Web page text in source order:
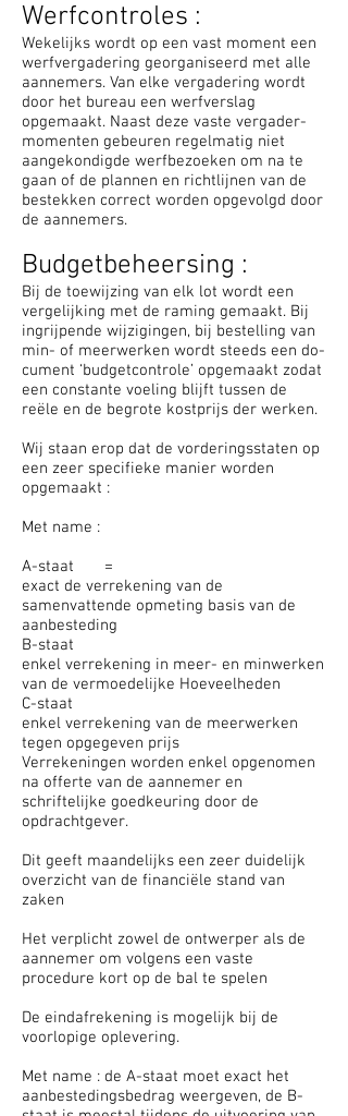
Werfcontroles :
Wekelijks wordt op een vast moment een
werfvergadering ge­or­ga­ni­seerd met alle
aannemers. Van elke vergadering wordt
door het bureau een werfverslag
opgemaakt. Naast deze vaste ver­gader­
mo­men­­ten gebeuren regelmatig niet
aangekondigde werfbezoeken om na te
gaan of de plannen en richtlijnen van de
bestekken cor­rect wor­den opgevolgd door
de aannemers.
Budgetbeheersing :
Bij de toewijzing van elk lot wordt een
vergelijking met de raming gemaakt. Bij
ingrijpende wijzigingen, bij bestelling van
min- of meer­­werken wordt steeds een do­
cu­ment ‘budgetcontrole’ op­ge­maakt zodat
een constante voeling blijft tussen de
reële en de be­grote kostprijs der werken.
Wij staan erop dat de vorderingsstaten op
een zeer specifieke manier worden
opgemaakt :
Met name :
A-staat =
exact de verrekening van de
samenvattende opmeting basis van de
aanbesteding
B-staat
enkel verrekening in meer- en minwerken
van de vermoedelijke Hoeveelheden
C-staat
enkel verrekening van de meerwerken
tegen opgegeven prijs
Verrekeningen worden enkel opgenomen
na offerte van de aannemer en
schriftelijke goedkeuring door de
opdrachtgever.
Dit geeft maandelijks een zeer duidelijk
overzicht van de financiële stand van
zaken
Het verplicht zowel de ontwerper als de
aannemer om volgens een vaste
procedure kort op de bal te spelen
De eindafrekening is mogelijk bij de
voorlopige oplevering.
Met name : de A-staat moet exact het
aanbestedingsbedrag weergeven, de B-